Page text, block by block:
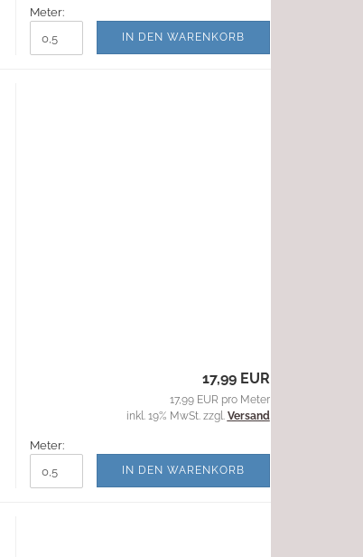
Meter:
IN DEN WARENKORB
17,99 EUR
17,99 EUR pro Meter
inkl. 19% MwSt. zzgl. Versand
Meter:
IN DEN WARENKORB